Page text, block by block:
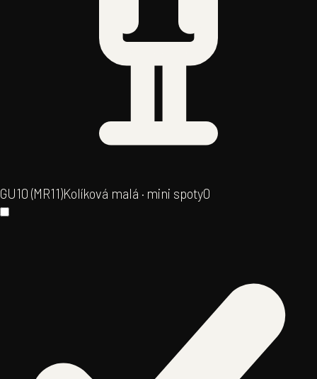
GU10 (MR11)Kolíková malá · mini spoty0